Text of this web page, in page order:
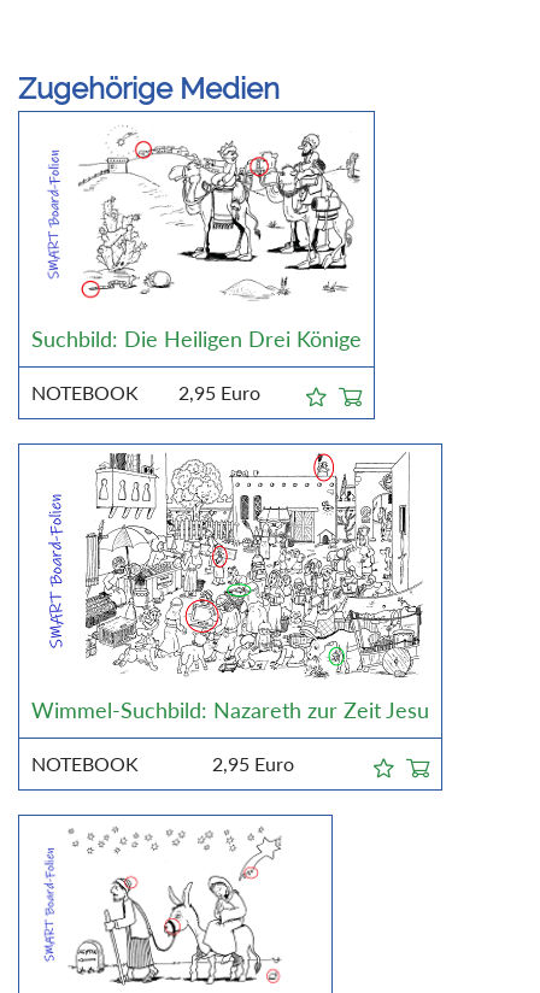
Zugehörige Medien
Suchbild: Die Heiligen Drei Könige
NOTEBOOK 2,95 Euro
Wimmel-Suchbild: Nazareth zur Zeit Jesu
NOTEBOOK 2,95 Euro